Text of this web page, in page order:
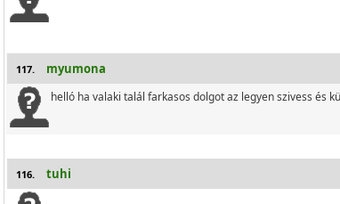
117. myumona
helló ha valaki talál farkasos dolgot az legyen szivess és
116. tuhi